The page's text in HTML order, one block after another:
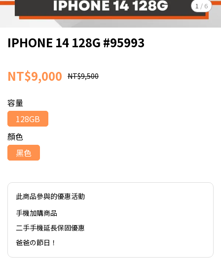
1 / 6
IPHONE 14 128G #95993
NT$9,000 NT$9,500
容量
128GB
顏色
黑色
此商品參與的優惠活動
手機加購商品
二手手機延長保固優惠
爸爸の節日！